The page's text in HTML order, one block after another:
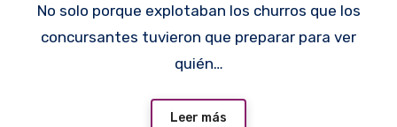
No solo porque explotaban los churros que los
concursantes tuvieron que preparar para ver
quién…
Leer más